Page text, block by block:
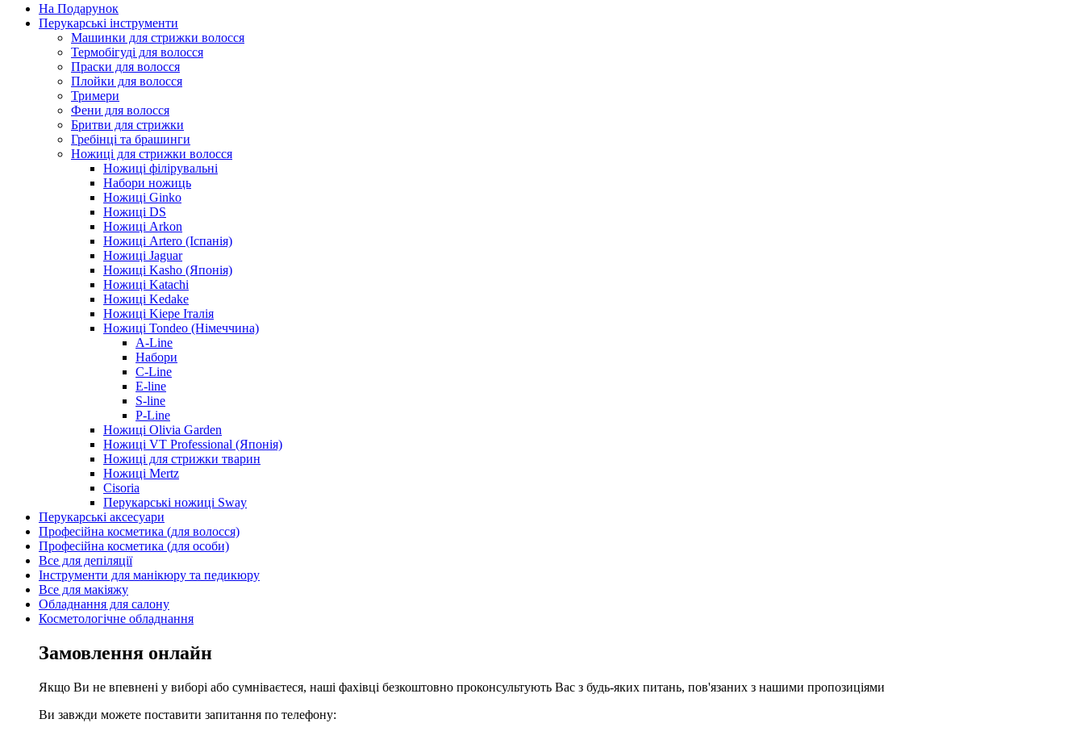
На Подарунок
Перукарські інструменти
Машинки для стрижки волосся
Термобігуді для волосся
Праски для волосся
Плойки для волосся
Тримери
Фени для волосся
Бритви для стрижки
Гребінці та брашинги
Ножиці для стрижки волосся
Ножиці філірувальні
Набори ножиць
Ножиці Ginko
Ножиці DS
Ножиці Arkon
Ножиці Artero (Іспанія)
Ножиці Jaguar
Ножиці Kasho (Японія)
Ножиці Katachi
Ножиці Kedake
Ножиці Kiepe Італія
Ножиці Tondeo (Німеччина)
A-Line
Набори
C-Line
E-line
S-line
P-Line
Ножиці Olivia Garden
Ножиці VT Professional (Японія)
Ножиці для стрижки тварин
Ножиці Mertz
Cisoria
Перукарські ножиці Sway
Перукарські аксесуари
Професійна косметика (для волосся)
Професійна косметика (для особи)
Все для депіляції
Інструменти для манікюру та педикюру
Все для макіяжу
Обладнання для салону
Косметологічне обладнання
Замовлення онлайн
Якщо Ви не впевнені у виборі або сумніваєтеся, наші фахівці безкоштовно проконсультують Вас з будь-яких питань, пов'язаних з нашими пропозиціями
Ви завжди можете поставити запитання по телефону: